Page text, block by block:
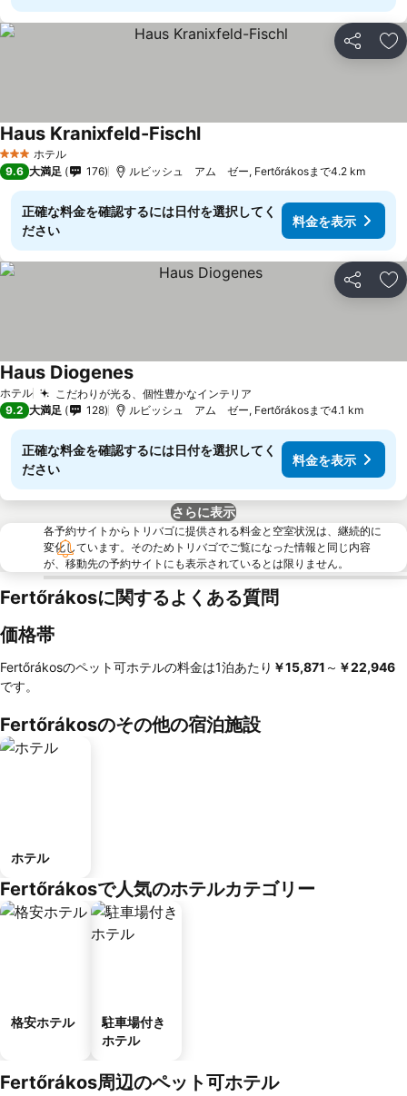
シェア お
3 ホテルのランク
ホテル
Haus Kranixfeld-Fischl料金を表示
9.6 大満足 176 ルビッシュ アム ゼー, Fertőrákosまで4.2 km
正確な料金を確認するには日付を選択してく
ださい
料金を表示
シェア お
ホテル こだわりが光る、個性豊かなインテリア
Haus Diogenes料金を表示
9.2 大満足 128 ルビッシュ アム ゼー, Fertőrákosまで4.1 km
正確な料金を確認するには日付を選択してく
ださい
料金を表示
さらに表示
各予約サイトからトリバゴに提供される料金と空室状況は、継続的に
変化しています。そのためトリバゴでご覧になった情報と同じ内容
が、移動先の予約サイトにも表示されているとは限りません。
Fertőrákosに関するよくある質問
価格帯
Fertőrákosのペット可ホテルの料金は1泊あたり ‎￥15,871 ～ ‎￥22,946
です。
Fertőrákosのその他の宿泊施設
ホテル
Fertőrákosで人気のホテルカテゴリー
格安ホテル
駐車場付き
ホテル
Fertőrákos周辺のペット可ホテル